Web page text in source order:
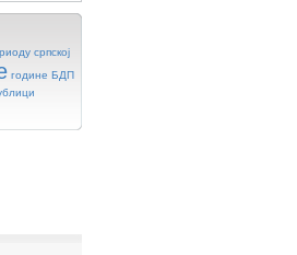
српској
године БДП